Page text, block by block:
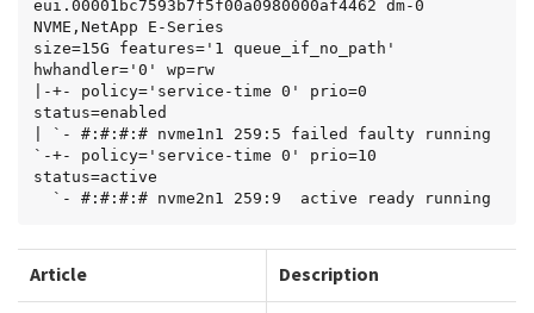
eui.00001bc7593b7f5f00a0980000af4462 dm-0
NVME,NetApp E-Series
size=15G features='1 queue_if_no_path'
hwhandler='0' wp=rw
|-+- policy='service-time 0' prio=0
status=enabled
| `- #:#:#:# nvme1n1 259:5 failed faulty running
`-+- policy='service-time 0' prio=10
status=active
  `- #:#:#:# nvme2n1 259:9  active ready running
Article Description